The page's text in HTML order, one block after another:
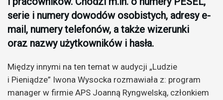
serie i numery dowodów osobistych, adresy e-
mail, numery telefonów, a także wizerunki
oraz nazwy użytkowników i hasła.
Między innymi na ten temat w audycji „Ludzie
i Pieniądze” Iwona Wysocka rozmawiała z: program
manager w firmie APS Joanną Ryngwelską, członkiem